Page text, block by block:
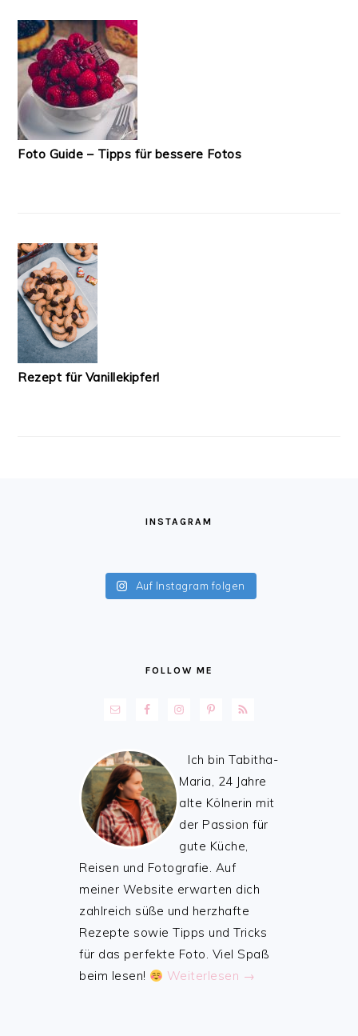
Foto Guide – Tipps für bessere Fotos
Rezept für Vanillekipferl
INSTAGRAM
Auf Instagram folgen
FOLLOW ME
Ich bin Tabitha-
Maria, 24 Jahre
alte Kölnerin mit
der Passion für
gute Küche,
Reisen und Fotografie. Auf
meiner Website erwarten dich
zahlreich süße und herzhafte
Rezepte sowie Tipps und Tricks
für das perfekte Foto. Viel Spaß
beim lesen!
Weiterlesen →